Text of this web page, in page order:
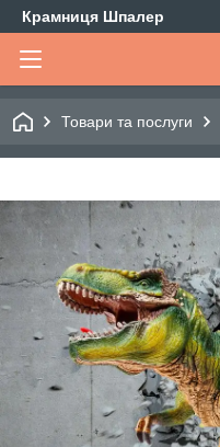
Крамниця Шпалер
Товари та послуги